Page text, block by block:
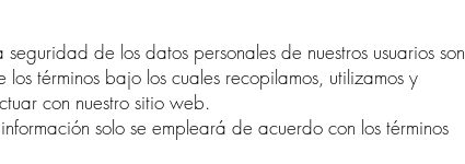
de los datos personales de nuestros usuarios son
términos bajo los cuales recopilamos, utilizamos y
con nuestro sitio web.
solo se empleará de acuerdo con los términos